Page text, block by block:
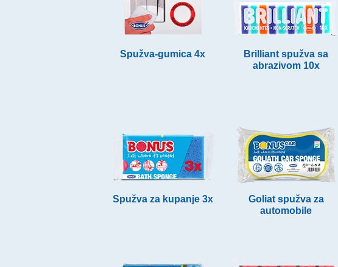
Spužva-gumica 4x
Brilliant spužva sa
abrazivom 10x
Spužva za kupanje 3x
Goliat spužva za
automobile